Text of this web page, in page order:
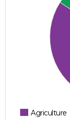
Agriculture